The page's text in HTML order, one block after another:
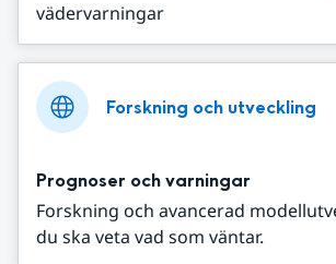
vädervarningar
Forskning och utveckling
Prognoser och varningar
Forskning och avancerad
du ska veta vad som väntar.